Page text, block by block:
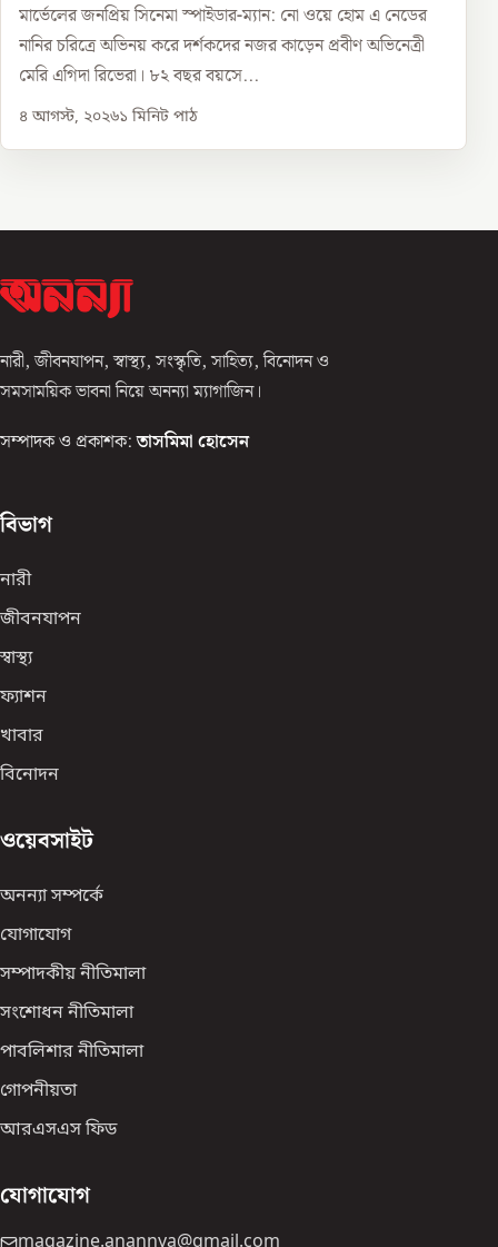
মার্ভেলের জনপ্রিয় সিনেমা স্পাইডার-ম্যান: নো ওয়ে হোম এ নেডের
নানির চরিত্রে অভিনয় করে দর্শকদের নজর কাড়েন প্রবীণ অভিনেত্রী
মেরি এগিদা রিভেরা। ৮২ বছর বয়সে...
৪ আগস্ট, ২০২৬১ মিনিট পাঠ
নারী, জীবনযাপন, স্বাস্থ্য, সংস্কৃতি, সাহিত্য, বিনোদন ও
সমসাময়িক ভাবনা নিয়ে অনন্যা ম্যাগাজিন।
সম্পাদক ও প্রকাশক: তাসমিমা হোসেন
বিভাগ
নারী
জীবনযাপন
স্বাস্থ্য
ফ্যাশন
খাবার
বিনোদন
ওয়েবসাইট
অনন্যা সম্পর্কে
যোগাযোগ
সম্পাদকীয় নীতিমালা
সংশোধন নীতিমালা
পাবলিশার নীতিমালা
গোপনীয়তা
আরএসএস ফিড
যোগাযোগ